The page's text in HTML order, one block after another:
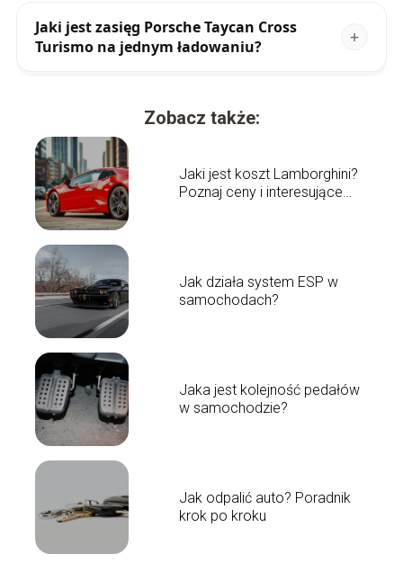
Jaki jest zasięg Porsche Taycan Cross
Turismo na jednym ładowaniu?
Zobacz także:
Jaki jest koszt Lamborghini?
Poznaj ceny i interesujące
Jak działa system ESP w
samochodach?
Jaka jest kolejność pedałów
w samochodzie?
Jak odpalić auto? Poradnik
krok po kroku